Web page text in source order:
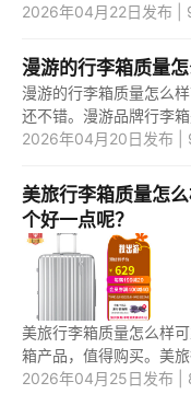
艾奔双肩包是品牌吗怎
2026年04月22日发布 |
漫游的行李箱质量
漫游的行李箱质量怎么
2026年04月20日发布 |
美旅行李箱质量怎
个好一点呢？
美旅行李箱质量怎么样
箱产品，值得购买。美
李箱产品中，应该是第
2026年04月25日发布 |